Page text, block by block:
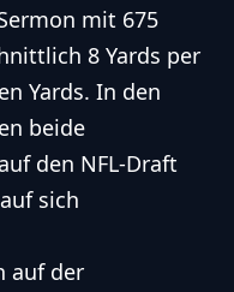
mit 675
8 Yards per
Yards. In den
beide
den NFL-Draft
sich
auf der